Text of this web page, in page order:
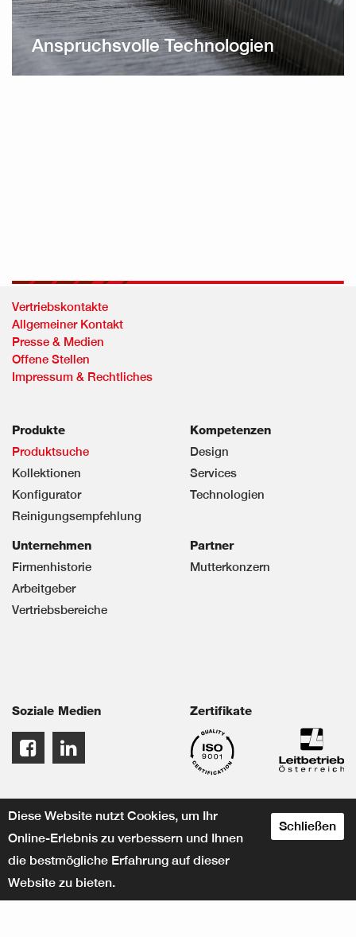
Anspruchsvolle Technologien
Vertriebskontakte
Allgemeiner Kontakt
Presse & Medien
Offene Stellen
Impressum & Rechtliches
Produkte
Produktsuche
Kollektionen
Konfigurator
Reinigungsempfehlung
Kompetenzen
Design
Services
Technologien
Unternehmen
Firmenhistorie
Arbeitgeber
Vertriebsbereiche
Partner
Mutterkonzern
Soziale Medien Zertifikate
Diese Website nutzt Cookies, um Ihr
Online-Erlebnis zu verbessern und Ihnen
die bestmögliche Erfahrung auf dieser
Website zu bieten.
Schließen